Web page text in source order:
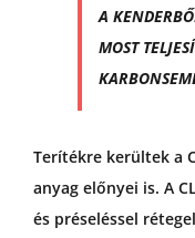
A
MOST
Terítékre kerültek a
anyag előnyei is. A
és préseléssel